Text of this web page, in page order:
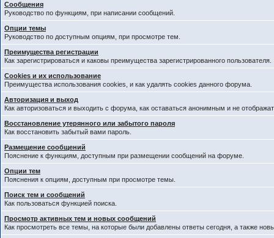
Сообщения
Руководство по функциям, при написании сообщений.
Опции темы
Руководство по доступным опциям, при просмотре тем.
Преимущества регистрации
Как зарегистрироваться и каковы преимущества зарегистрированного пользователя.
Cookies и их использование
Преимущества использования cookies, и как удалять cookies данного форума.
Авторизация и выход
Как авторизоваться и выходить с форума, как оставаться анонимным и не
Восстановление утерянного или забытого пароля
Как восстановить забытый вами пароль.
Размещение сообщений
Пояснение к функциям, доступным при размещении сообщений на форуме.
Опции тем
Пояснения к опциям, доступным при просмотре темы.
Поиск тем и сообщений
Как пользоваться функцией поиска.
Просмотр активных тем и новых сообщений
Как просмотреть все темы, на которые были добавлены ответы сегодня, а также